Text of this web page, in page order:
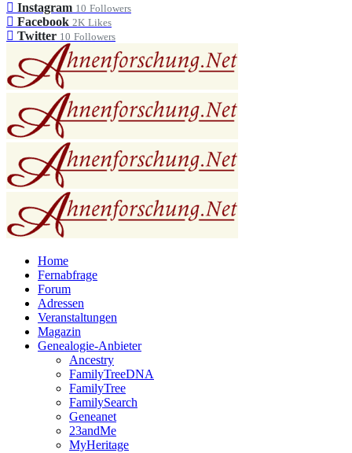
Instagram 10 Followers
Facebook 2K Likes
Twitter 10 Followers
Home
Fernabfrage
Forum
Adressen
Veranstaltungen
Magazin
Genealogie-Anbieter
Ancestry
FamilyTreeDNA
FamilyTree
FamilySearch
Geneanet
23andMe
MyHeritage